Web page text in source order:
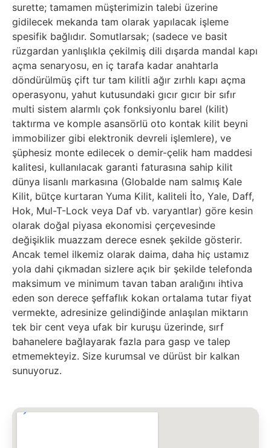
surette; tamamen müşterimizin talebi üzerine
gidilecek mekanda tam olarak yapılacak işleme
spesifik bağlıdır. Somutlarsak; (sadece ve basit
rüzgardan yanlışlıkla çekilmiş dili dışarda mandal kapı
açma senaryosu, en iç tarafa kadar anahtarla
döndürülmüş çift tur tam kilitli ağır zırhlı kapı açma
operasyonu, yahut kutusundaki gıcır gıcır bir sıfır
multi sistem alarmlı çok fonksiyonlu barel (kilit)
taktırma ve komple asansörlü oto kontak kilit beyni
immobilizer gibi elektronik devreli işlemlere), ve
şüphesiz monte edilecek o demir-çelik ham maddesi
kalitesi, kullanılacak garanti faturasına sahip kilit
dünya lisanlı markasına (Globalde nam salmış Kale
Kilit, bütçe kurtaran Yuma Kilit, kaliteli İto, Yale, Daff,
Hok, Mul-T-Lock veya Daf vb. varyantlar) göre kesin
olarak doğal piyasa ekonomisi çerçevesinde
değişiklik muazzam derece esnek şekilde gösterir.
Ancak temel ilkemiz olarak daima, daha hiç ustamız
yola dahi çıkmadan sizlere açık bir şekilde telefonda
maksimum ve minimum tavan taban aralığını ihtiva
eden son derece şeffaflık kokan ortalama tutar fiyat
vermekte, adresinize gelindiğinde anlaşılan miktarın
tek bir cent veya ufak bir kuruşu üzerinde, sırf
bahanelere bağlayarak fazla para gasp ve talep
etmemekteyiz. Size kurumsal ve dürüst bir kalkan
sunuyoruz.